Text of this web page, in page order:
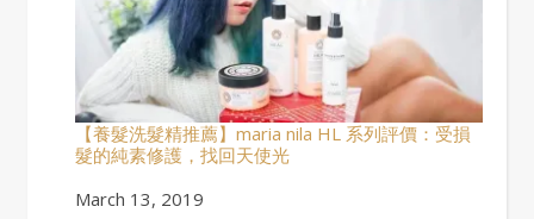
【養髮洗髮精推薦】maria nila HL 系列評價：受損
髮的純素修護，找回天使光
Date
March 13, 2019